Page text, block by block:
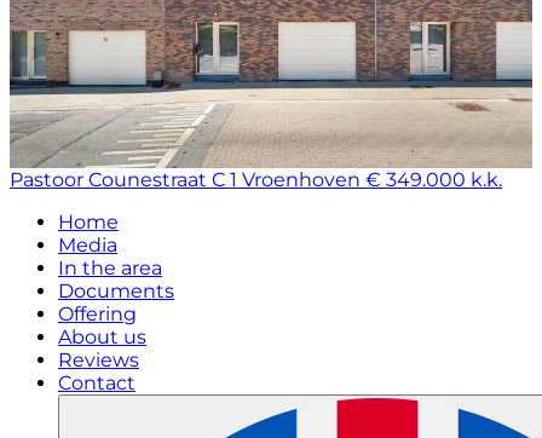
Pastoor Counestraat C 1 Vroenhoven € 349.000 k.k.
Home
Media
In the area
Documents
Offering
About us
Reviews
Contact